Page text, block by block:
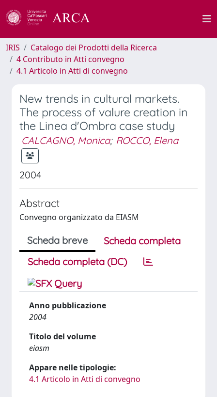
IRIS
Catalogo dei Prodotti della Ricerca
4 Contributo in Atti convegno
4.1 Articolo in Atti di convegno
New trends in cultural markets.
The process of valure creation in
the Linea d'Ombra case study
CALCAGNO, Monica; ROCCO, Elena
2004
Abstract
Convegno organizzato da EIASM
Scheda breve
Scheda completa
Scheda completa (DC)
Anno pubblicazione
2004
Titolo del volume
eiasm
Appare nelle tipologie:
4.1 Articolo in Atti di convegno